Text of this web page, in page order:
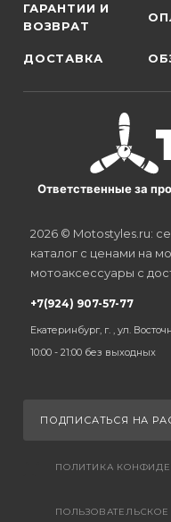
ГАРАНТИИ И
ВОЗВРАТ
ДОСТАВКА
Ответственные за
2026 © Motostyles.ru:
каталог с ценами на
мотоаксессуары с
+7(924) 907-57-77
Екатеринбург, г. , ул.
10:00 - 21:00 без выходных
ПОДПИСАТЬСЯ НА
ПОЛИТИКА